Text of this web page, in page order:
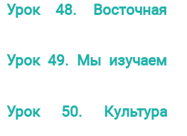
Урок 48. Восточная
Урок 49. Мы изучаем
Урок 50. Культура